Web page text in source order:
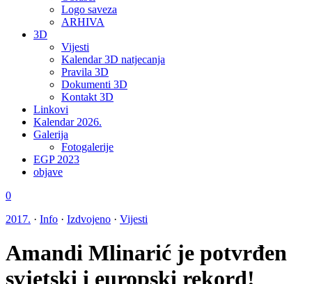
Logo saveza
ARHIVA
3D
Vijesti
Kalendar 3D natjecanja
Pravila 3D
Dokumenti 3D
Kontakt 3D
Linkovi
Kalendar 2026.
Galerija
Fotogalerije
EGP 2023
objave
0
2017. · Info · Izdvojeno · Vijesti
Amandi Mlinarić je potvrđen
svjetski i europski rekord!